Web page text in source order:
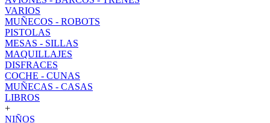
VARIOS
MUÑECOS - ROBOTS
PISTOLAS
MESAS - SILLAS
MAQUILLAJES
DISFRACES
COCHE - CUNAS
MUÑECAS - CASAS
LIBROS
+
NIÑOS